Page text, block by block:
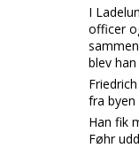
I
officer
blev
fra
Han fik
Føhr